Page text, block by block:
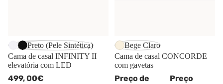
Branco (Pele Sintética)
Preto (Pele Sintética)
Cama de casal INFINITY II
elevatória com LED
499,00€
-20%
Bege Claro
Cama de casal CONCORDE
com gavetas
Preço de
Preço